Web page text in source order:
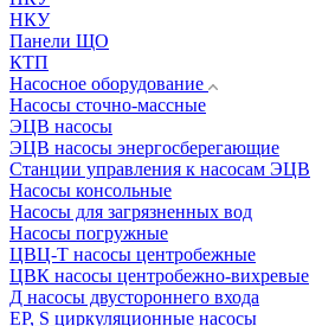
НКУ
Панели ЩО
КТП
Насосное оборудование
Насосы сточно-массные
ЭЦВ насосы
ЭЦВ насосы энергосберегающие
Станции управления к насосам ЭЦВ
Насосы консольные
Насосы для загрязненных вод
Насосы погружные
ЦВЦ-Т насосы центробежные
ЦВК насосы центробежно-вихревые
Д насосы двустороннего входа
EP, S циркуляционные насосы